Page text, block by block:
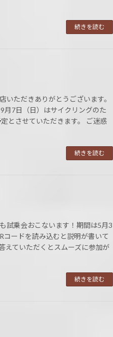
続きを読む
いただきありがとうございます。
月7日（日）はサイクリングのた
とさせていただきます。 ご迷惑
続きを読む
試乗会おこないます！期間は5月3
ードを読み込むと説明が書いて
えていただくとスムーズに参加が
続きを読む